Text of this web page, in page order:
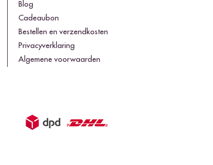
Blog
Cadeaubon
Bestellen en verzendkosten
Privacyverklaring
Algemene voorwaarden